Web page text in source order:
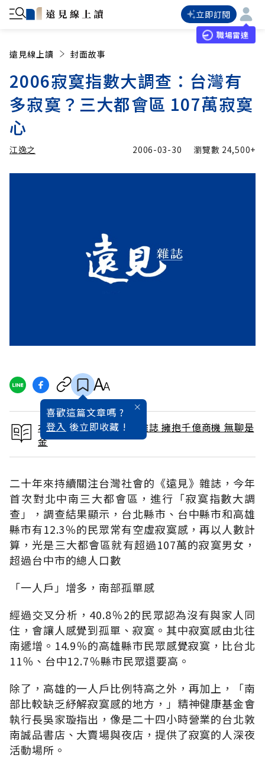
立即訂閱
職場雷達
遠見線上讀 封面故事
2006寂寞指數大調查：台灣有
多寂寞？三大都會區 107萬寂寞
心
江逸之 2006-03-30 瀏覽數 24,500+
喜歡這篇文章嗎 ?
登入 後立即收藏 !
本文出自 2006 / 4月號雜誌 擁抱千億商機 無聊是
金
二十年來持續關注台灣社會的《遠見》雜誌，今年
首次對北中南三大都會區，進行「寂寞指數大調
查」，調查結果顯示，台北縣市、台中縣市和高雄
縣市有12.3％的民眾常有空虛寂寞感，再以人數計
算，光是三大都會區就有超過107萬的寂寞男女，
超過台中市的總人口數
「一人戶」增多，南部孤單感
經過交叉分析，40.8％2的民眾認為沒有與家人同
住，會讓人感覺到孤單、寂寞。其中寂寞感由北往
南遞增。14.9％的高雄縣市民眾感覺寂寞，比台北
11％、台中12.7％縣市民眾還要高。
除了，高雄的一人戶比例特高之外，再加上，「南
部比較缺乏紓解寂寞感的地方，」精神健康基金會
執行長吳家璇指出，像是二十四小時營業的台北敦
南誠品書店、大賣場與夜店，提供了寂寞的人深夜
活動場所。